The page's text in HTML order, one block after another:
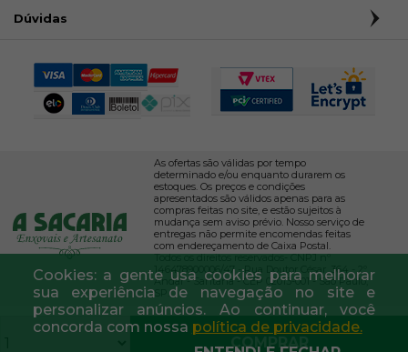
Cookies: a gente usa cookies para melhorar
sua experiência de navegação no site e
personalizar anúncios. Ao continuar, você
concorda com nossa política de privacidade.
COMPRAR
Dúvidas
As ofertas são válidas por tempo
determinado e/ou enquanto durarem os
estoques. Os preços e condições
apresentados são válidos apenas para as
compras feitas no site, e estão sujeitos à
mudança sem aviso prévio. Nosso serviço de
entregas não permite encomendas feitas
com endereçamento de Caixa Postal.
Todos os direitos reservados- CNPJ nº
146478900006/47 - Rua Doutor César, 364 - 2º
Andar - Santana - CEP 02013-001 - São Paulo,
SP.